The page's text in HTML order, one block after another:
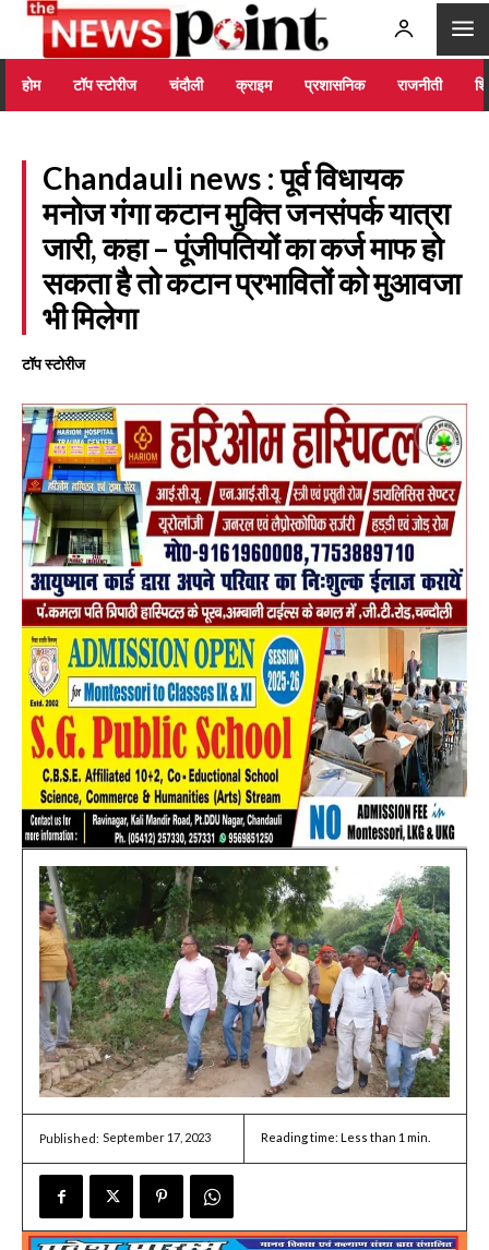
होम टॉप स्टोरीज चंदौली क्राइम प्रशासनिक राजनीती
Chandauli news : पूर्व विधायक
मनोज गंगा कटान मुक्ति जनसंपर्क यात्रा
जारी, कहा – पूंजीपतियों का कर्ज माफ हो
सकता है तो कटान प्रभावितों को मुआवजा
भी मिलेगा
टॉप स्टोरीज
Published: September 17, 2023 Reading time: Less than 1min.